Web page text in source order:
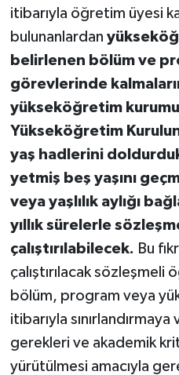
itibarıyla öğretim üyesi
bulunanlardan
belirlenen bölüm ve
görevlerinde
yükseköğretim
Yükseköğretim
yaş hadlerini
yetmiş beş yaşını
veya yaşlılık aylığı
yıllık sürelerle
çalıştırılabilecek. Bu
çalıştırılacak sözleşmeli
bölüm, program veya
itibarıyla
gerekleri ve akademik
yürütülmesi amacıyla